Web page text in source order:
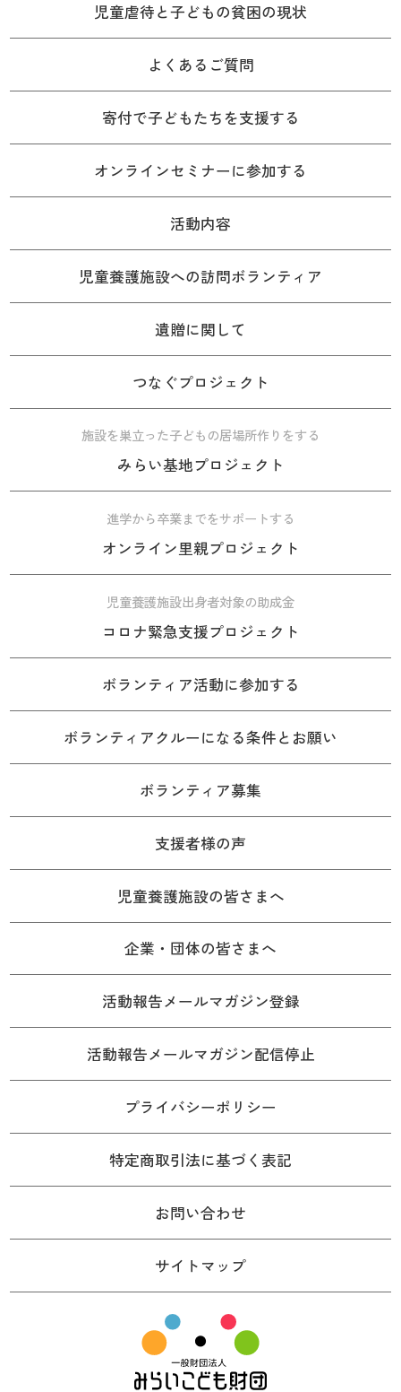
児童虐待と子どもの貧困の現状
よくあるご質問
寄付で子どもたちを支援する
オンラインセミナーに参加する
活動内容
児童養護施設への訪問ボランティア
遺贈に関して
つなぐプロジェクト
施設を巣立った子どもの居場所作りをする
みらい基地プロジェクト
進学から卒業までをサポートする
オンライン里親プロジェクト
児童養護施設出身者対象の助成金
コロナ緊急支援プロジェクト
ボランティア活動に参加する
ボランティアクルーになる条件とお願い
ボランティア募集
支援者様の声
児童養護施設の皆さまへ
企業・団体の皆さまへ
活動報告メールマガジン登録
活動報告メールマガジン配信停止
プライバシーポリシー
特定商取引法に基づく表記
お問い合わせ
サイトマップ